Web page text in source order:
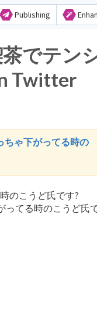
Publishing
でテン
Twitter
ちゃ下がってる時の
のこうど氏です?
ってる時のこうど氏